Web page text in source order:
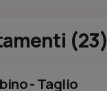
(23)
- Taglio